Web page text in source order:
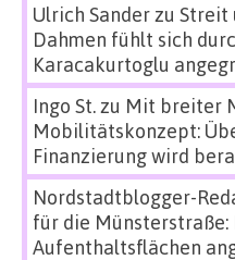
Ulrich Sanderzu Streit
Dahmen fühlt sich
Karacakurtoglu
Ingo St.zu Mit breiter
Mobilitätskonzept:
Finanzierung wird
Nordstadtblogger-
für die Münsterstraße:
Aufenthaltsflächen